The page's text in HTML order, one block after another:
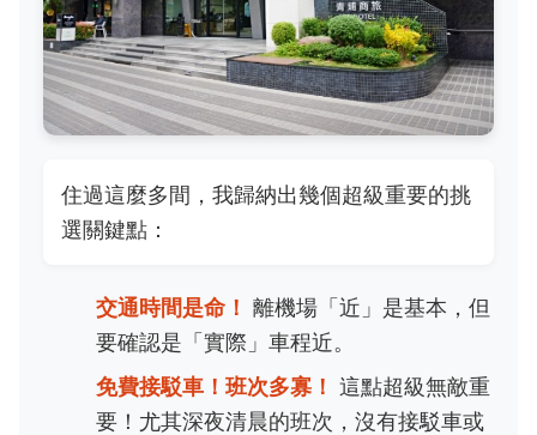
住過這麼多間，我歸納出幾個超級重要的挑
選關鍵點：
交通時間是命！ 離機場「近」是基本，但
要確認是「實際」車程近。
免費接駁車！班次多寡！ 這點超級無敵重
要！尤其深夜清晨的班次，沒有接駁車或